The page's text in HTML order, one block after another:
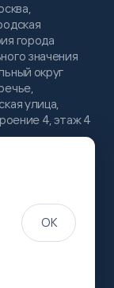
города
значения
округ
улица,
4, этаж 4
444-16-51
OK